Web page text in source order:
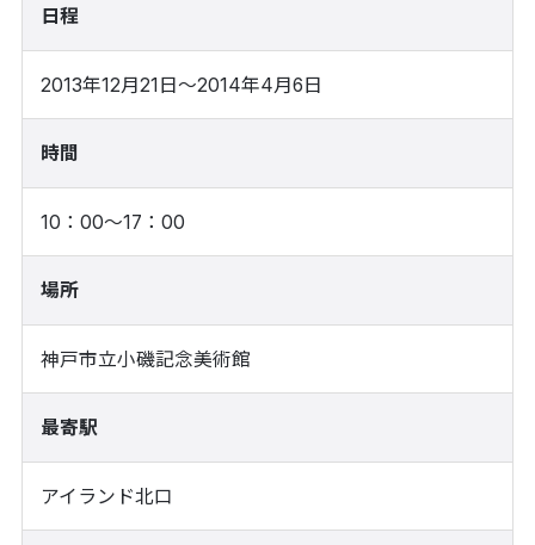
日程
2013年12月21日～2014年4月6日
時間
10：00～17：00
場所
神戸市立小磯記念美術館
最寄駅
アイランド北口